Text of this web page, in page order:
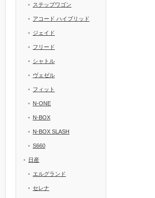
ステップワゴン
アコード ハイブリッド
ジェイド
フリード
シャトル
ヴェゼル
フィット
N-ONE
N-BOX
N-BOX SLASH
S660
日産
エルグランド
セレナ